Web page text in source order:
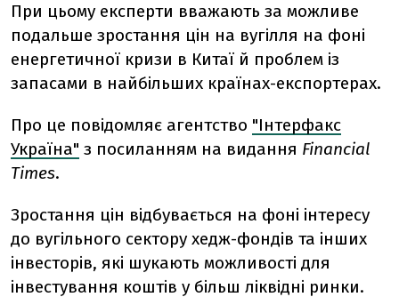
При цьому експерти вважають за можливе
подальше зростання цін на вугілля на фоні
енергетичної кризи в Китаї й проблем із
запасами в найбільших країнах-експортерах.
Про це повідомляє агентство "Інтерфакс
Україна" з посиланням на видання Financial
Times.
Зростання цін відбувається на фоні інтересу
до вугільного сектору хедж-фондів та інших
інвесторів, які шукають можливості для
інвестування коштів у більш ліквідні ринки.